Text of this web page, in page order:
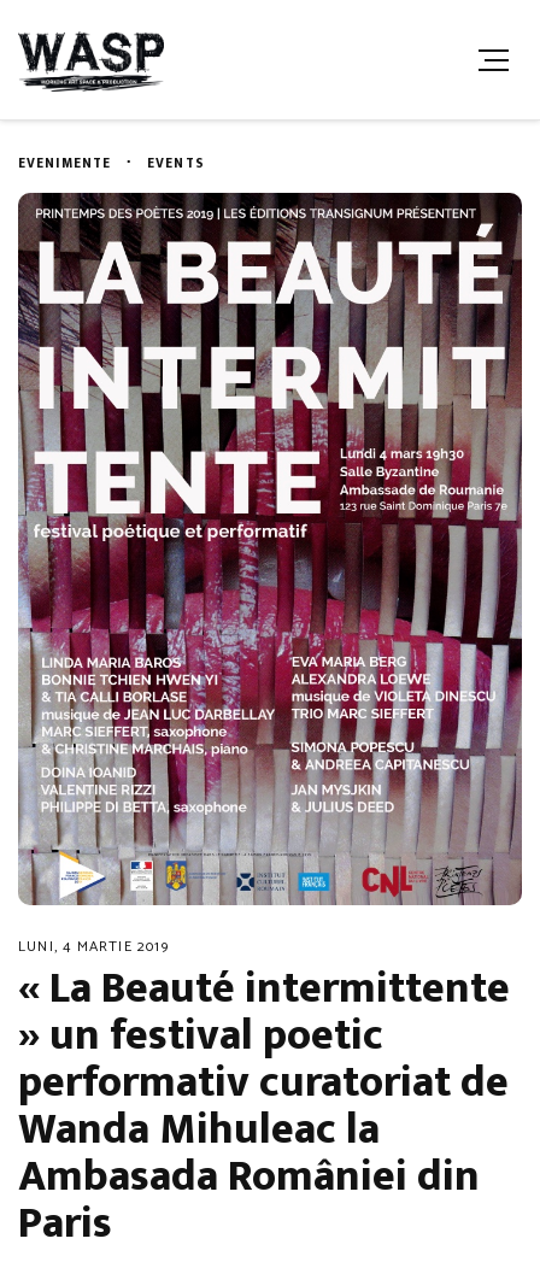
EVENIMENTE EVENTS
LUNI, 4 MARTIE 2019
« La Beauté intermittente
» un festival poetic
performativ curatoriat de
Wanda Mihuleac la
Ambasada României din
Paris